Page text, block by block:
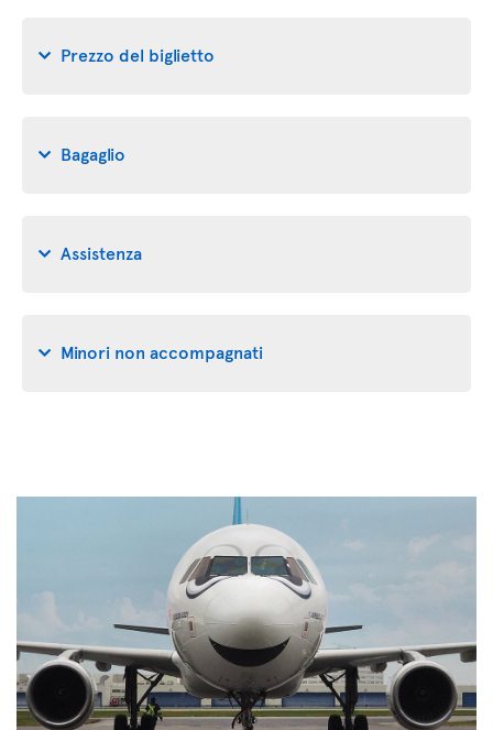
Prezzo del biglietto
Bagaglio
Assistenza
Minori non accompagnati